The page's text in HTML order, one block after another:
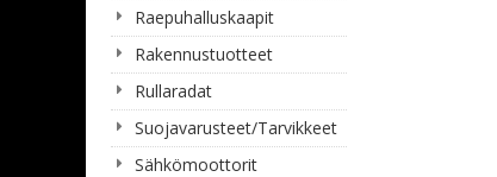
Raepuhalluskaapit
Rakennustuotteet
Rullaradat
Suojavarusteet/Tarvikkeet
Sähkömoottorit